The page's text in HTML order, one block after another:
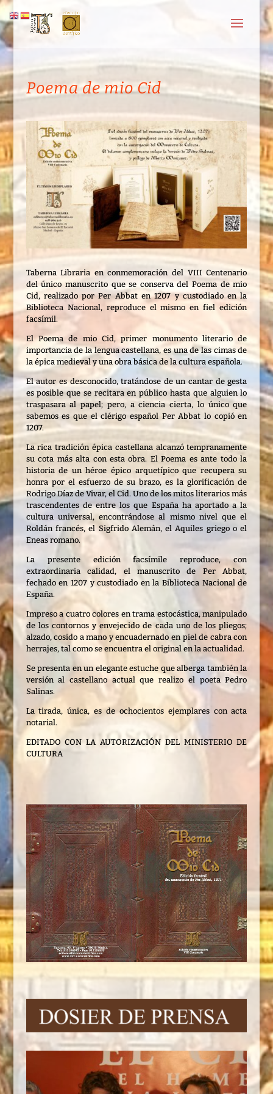
Poema de mio Cid
Taberna Libraria en conmemoración del VIII Centenario
del único manuscrito que se conserva del Poema de mio
Cid, realizado por Per Abbat en 1207 y custodiado en la
Biblioteca Nacional, reproduce el mismo en fiel edición
facsímil.
El Poema de mio Cid, primer monumento literario de
importancia de la lengua castellana, es una de las cimas de
la épica medieval y una obra básica de la cultura española.
El autor es desconocido, tratándose de un cantar de gesta
es posible que se recitara en público hasta que alguien lo
traspasara al papel; pero, a ciencia cierta, lo único que
sabemos es que el clérigo español Per Abbat lo copió en
1207.
La rica tradición épica castellana alcanzó tempranamente
su cota más alta con esta obra. El Poema es ante todo la
historia de un héroe épico arquetípico que recupera su
honra por el esfuerzo de su brazo, es la glorificación de
Rodrigo Díaz de Vivar, el Cid. Uno de los mitos literarios más
trascendentes de entre los que España ha aportado a la
cultura universal, encontrándose al mismo nivel que el
Roldán francés, el Sigfrido Alemán, el Aquiles griego o el
Eneas romano.
La presente edición facsímile reproduce, con
extraordinaria calidad, el manuscrito de Per Abbat,
fechado en 1207 y custodiado en la Biblioteca Nacional de
España.
Impreso a cuatro colores en trama estocástica, manipulado
de los contornos y envejecido de cada uno de los pliegos;
alzado, cosido a mano y encuadernado en piel de cabra con
herrajes, tal como se encuentra el original en la actualidad.
Se presenta en un elegante estuche que alberga también la
versión al castellano actual que realizo el poeta Pedro
Salinas.
La tirada, única, es de ochocientos ejemplares con acta
notarial.
EDITADO CON LA AUTORIZACIÓN DEL MINISTERIO DE
CULTURA